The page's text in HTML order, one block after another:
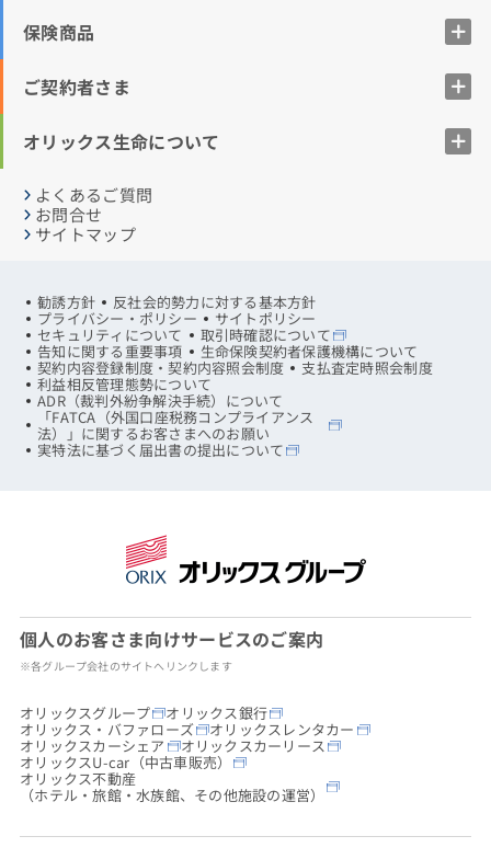
保険商品
ご契約者さま
オリックス生命について
よくあるご質問
お問合せ
サイトマップ
勧誘方針 反社会的勢力に対する基本方針
プライバシー・ポリシー サイトポリシー
セキュリティについて 取引時確認について
告知に関する重要事項 生命保険契約者保護機構について
契約内容登録制度・契約内容照会制度 支払査定時照会制度
利益相反管理態勢について
ADR（裁判外紛争解決手続）について
「FATCA（外国口座税務コンプライアンス
法）」に関するお客さまへのお願い
実特法に基づく届出書の提出について
個人のお客さま向けサービスのご案内
※各グループ会社のサイトへリンクします
オリックスグループ オリックス銀行
オリックス・バファローズ オリックスレンタカー
オリックスカーシェア オリックスカーリース
オリックスU-car（中古車販売）
オリックス不動産
（ホテル・旅館・水族館、その他施設の運営）